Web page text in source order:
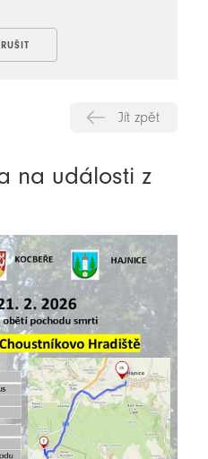
Jít zpět
na události z